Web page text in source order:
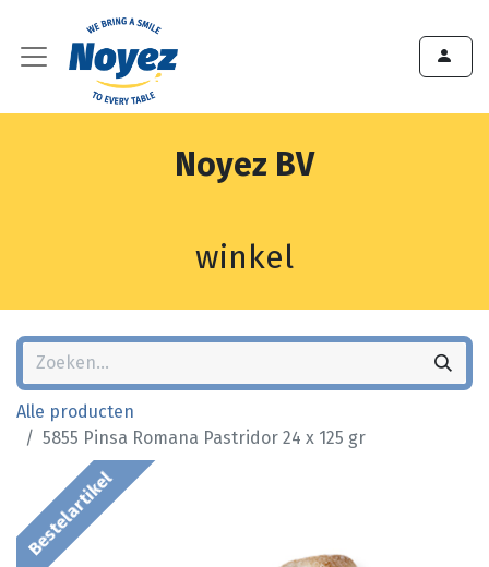
Noyez BV
winkel
Alle producten
5855 Pinsa Romana Pastridor 24 x 125 gr
Bestelartikel